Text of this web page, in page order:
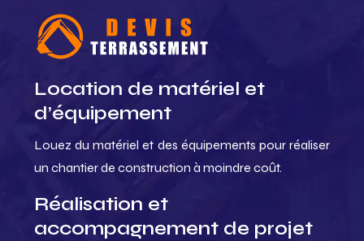
Location de matériel et
d’équipement
Louez du matériel et des équipements pour réaliser
un chantier de construction à moindre coût.
Réalisation et
accompagnement de projet